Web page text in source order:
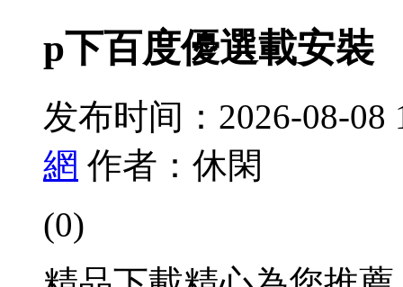
p下百度優選載安裝
发布时间：2026-08-08
網 作者：休閑
(0)